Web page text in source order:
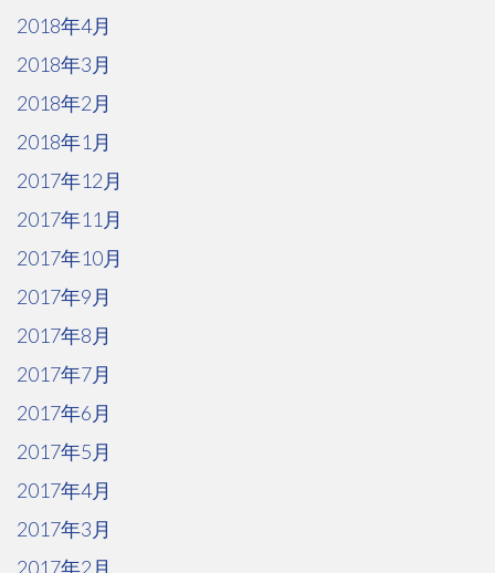
2018年4月
2018年3月
2018年2月
2018年1月
2017年12月
2017年11月
2017年10月
2017年9月
2017年8月
2017年7月
2017年6月
2017年5月
2017年4月
2017年3月
2017年2月